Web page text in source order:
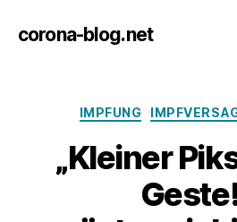
corona-blog.net
IMPFUNG
„Kleiner